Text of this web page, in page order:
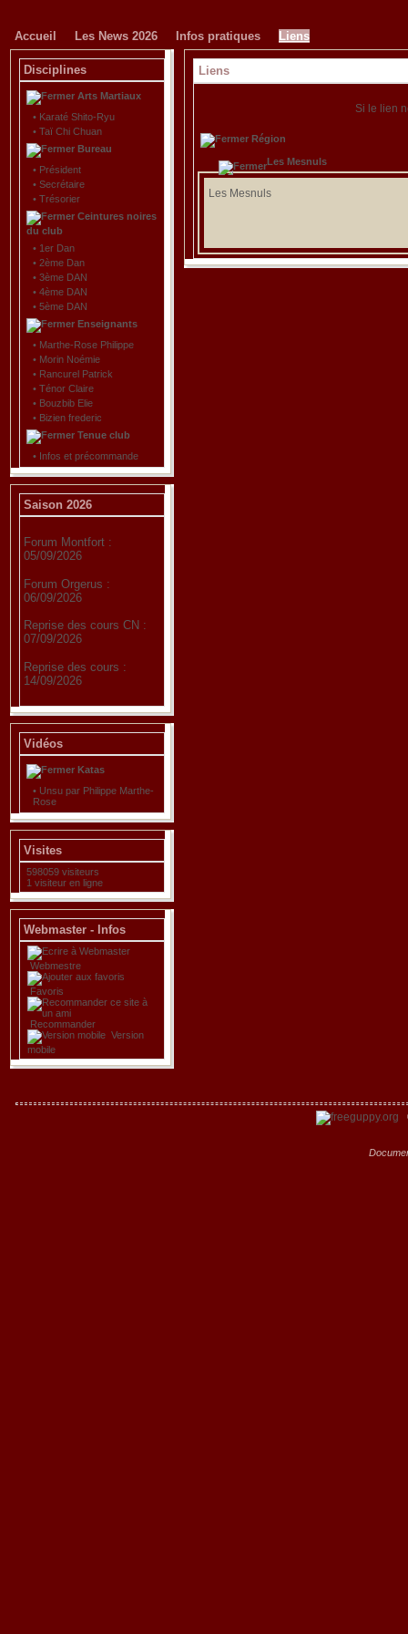
Accueil Les News 2026 Infos pratiques Liens
Disciplines
Arts Martiaux
• Karaté Shito-Ryu
• Taï Chi Chuan
Bureau
• Président
• Secrétaire
• Trésorier
Ceintures noires
du club
• 1er Dan
• 2ème Dan
• 3ème DAN
• 4ème DAN
• 5ème DAN
Enseignants
• Marthe-Rose Philippe
• Morin Noémie
• Rancurel Patrick
• Ténor Claire
• Bouzbib Elie
• Bizien frederic
Tenue club
• Infos et précommande
Saison 2026
Forum Montfort :
05/09/2026
Forum Orgerus :
06/09/2026
Reprise des cours CN :
07/09/2026
Reprise des cours :
14/09/2026
Vidéos
Katas
• Unsu par Philippe Marthe-
Rose
Visites
598059 visiteurs
1 visiteur en ligne
Webmaster - Infos
Webmestre
Favoris
Recommander
Version
mobile
Liens
Si le lien
Région
Les Mesnuls
Les Mesnuls